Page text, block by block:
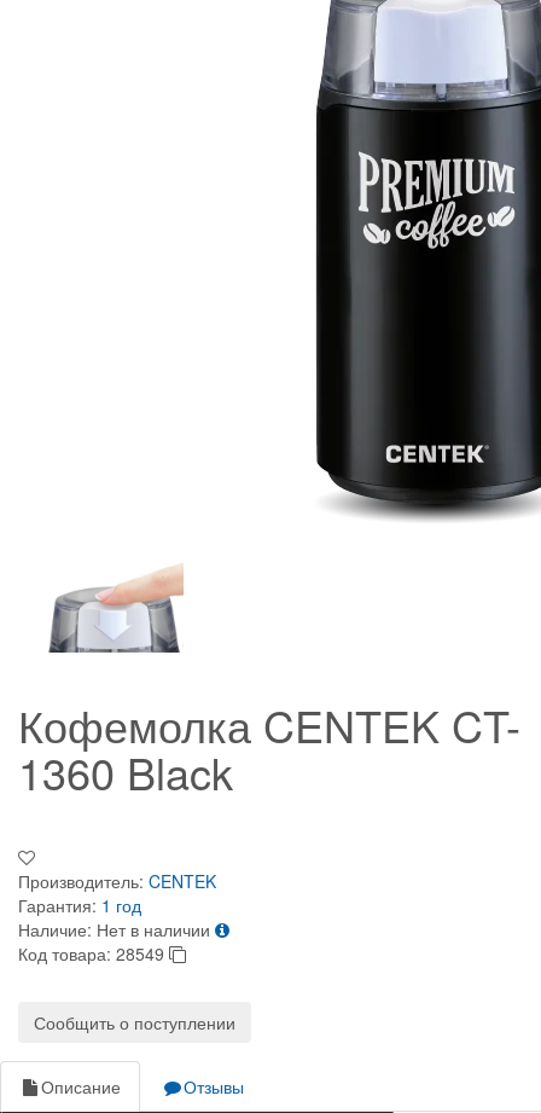
Кофемолка CENTEK CT-
1360 Black
Производитель: CENTEK
Гарантия: 1 год
Наличие: Нет в наличии
Код товара: 28549
Сообщить о поступлении
Описание
Отзывы